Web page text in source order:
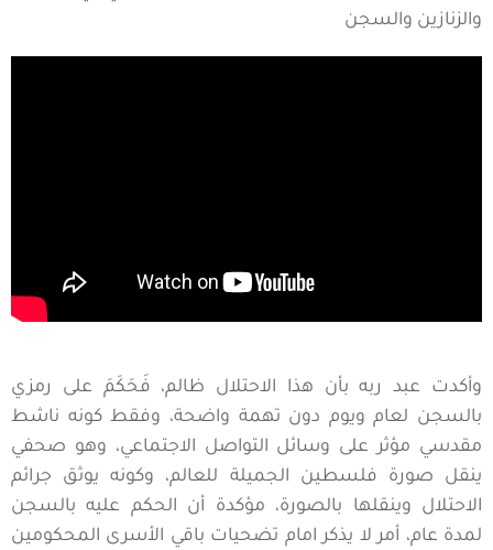
والزنازين والسجن
وأكدت عبد ربه بأن هذا الاحتلال ظالم، فَحَكَمَ على رمزي
بالسجن لعام ويوم دون تهمة واضحة، وفقط كونه ناشط
مقدسي مؤثر على وسائل التواصل الاجتماعي، وهو صحفي
ينقل صورة فلسطين الجميلة للعالم، وكونه يوثق جرائم
الاحتلال وينقلها بالصورة، مؤكدة أن الحكم عليه بالسجن
لمدة عام، أمر لا يذكر امام تضحيات باقي الأسرى المحكومين